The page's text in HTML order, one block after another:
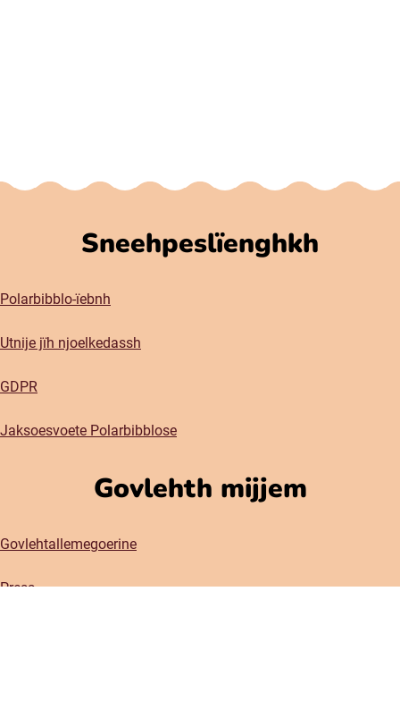
Sneehpeslïenghkh
Polarbibblo-ïebnh
Utnije jïh njoelkedassh
GDPR
Jaksoesvoete Polarbibblose
Govlehth mijjem
Govlehtallemegoerine
Press